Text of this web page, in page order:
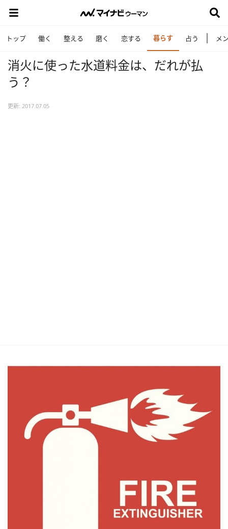
トップ 働く 整える 磨く 恋する 暮らす 占う メ
消火に使った水道料金は、だれが払
う？
更新: 2017.07.05